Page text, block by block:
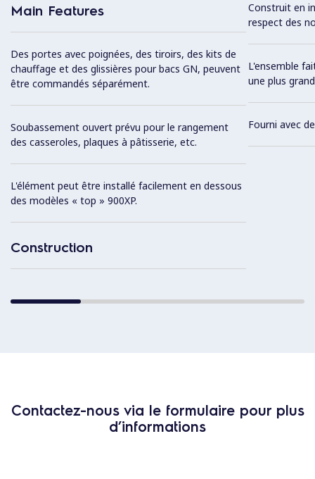
Main Features
Des portes avec poignées, des tiroirs, des kits de
chauffage et des glissières pour bacs GN, peuvent
être commandés séparément.
Soubassement ouvert prévu pour le rangement
des casseroles, plaques à pâtisserie, etc.
L'élément peut être installé facilement en dessous
des modèles « top » 900XP.
Construction
Construit en
respect des
L'ensemble
une plus
Fourni avec
Contactez-nous via le formulaire pour plus
d’informations